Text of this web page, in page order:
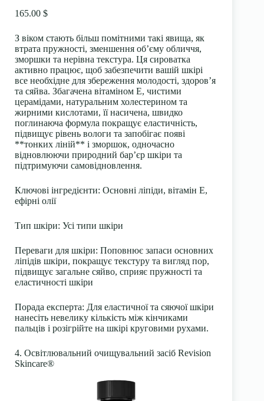
165.00 $
З віком стають більш помітними такі явища, як
втрата пружності, зменшення об’єму обличчя,
зморшки та нерівна текстура. Ця сироватка
активно працює, щоб забезпечити вашій шкірі
все необхідне для збереження молодості, здоров’я
та сяйва. Збагачена вітаміном Е, чистими
церамідами, натуральним холестерином та
жирними кислотами, її насичена, швидко
поглинаюча формула покращує еластичність,
підвищує рівень вологи та запобігає появі
**тонких ліній** і зморшок, одночасно
відновлюючи природний бар’єр шкіри та
підтримуючи самовідновлення.
Ключові інгредієнти: Основні ліпіди, вітамін Е,
ефірні олії
Тип шкіри: Усі типи шкіри
Переваги для шкіри: Поповнює запаси основних
ліпідів шкіри, покращує текстуру та вигляд пор,
підвищує загальне сяйво, сприяє пружності та
еластичності шкіри
Порада експерта: Для еластичної та сяючої шкіри
нанесіть невелику кількість між кінчиками
пальців і розігрійте на шкірі круговими рухами.
4. Освітлювальний очищувальний засіб Revision
Skincare®